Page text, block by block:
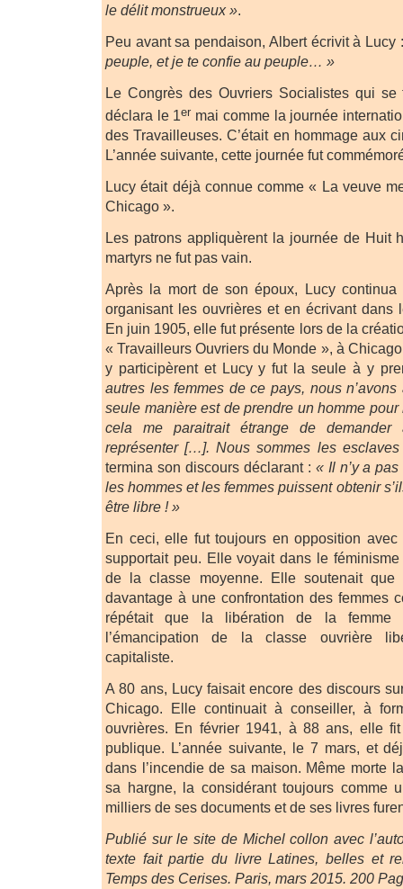
le délit monstrueux ».
Peu avant sa pendaison, Albert écrivit à Lucy
peuple, et je te confie au peuple… »
Le Congrès des Ouvriers Socialistes qui
déclara le 1er mai comme la journée
des Travailleuses. C’était en hommage aux
L’année suivante, cette journée fut
Lucy était déjà connue comme « La veuve
Chicago ».
Les patrons appliquèrent la journée de Huit
martyrs ne fut pas vain.
Après la mort de son époux, Lucy
organisant les ouvrières et en écrivant dans
En juin 1905, elle fut présente lors de la
« Travailleurs Ouvriers du Monde », à
y participèrent et Lucy y fut la seule à y
autres les femmes de ce pays, nous
seule manière est de prendre un homme
cela me paraitrait étrange de
représenter […]. Nous sommes les
termina son discours déclarant : « Il n’y a
les hommes et les femmes puissent obtenir
être libre ! »
En ceci, elle fut toujours en opposition
supportait peu. Elle voyait dans le
de la classe moyenne. Elle soutenait que
davantage à une confrontation des femmes
répétait que la libération de la femme
l’émancipation de la classe ouvrière
capitaliste.
A 80 ans, Lucy faisait encore des discours
Chicago. Elle continuait à conseiller, à
ouvrières. En février 1941, à 88 ans, elle
publique. L’année suivante, le 7 mars, et
dans l’incendie de sa maison. Même morte
sa hargne, la considérant toujours comme
milliers de ses documents et de ses livres
Publié sur le site de Michel collon avec
texte fait partie du livre Latines, belles et
Temps des Cerises. Paris, mars 2015. 200